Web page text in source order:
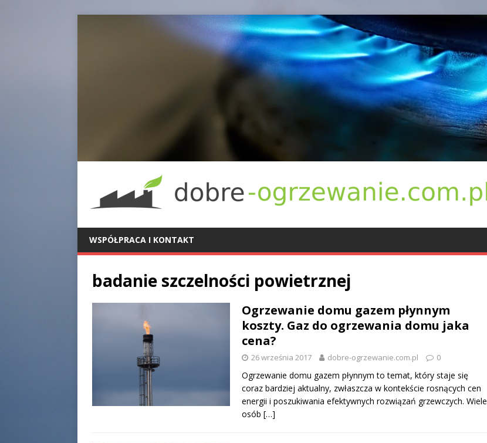
WSPÓŁPRACA I KONTAKT
badanie szczelności powietrznej
Ogrzewanie domu gazem płynnym
koszty. Gaz do ogrzewania domu jaka
cena?
26 września 2017 dobre-ogrzewanie.com.pl 0
Ogrzewanie domu gazem płynnym to temat, który staje się
coraz bardziej aktualny, zwłaszcza w kontekście rosnących cen
energii i poszukiwania efektywnych rozwiązań grzewczych. Wiele
osób […]